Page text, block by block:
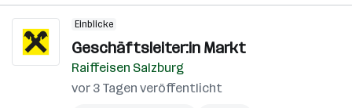
Einblicke
Geschäftsleiter:in Markt
Raiffeisen Salzburg
vor 3 Tagen veröffentlicht